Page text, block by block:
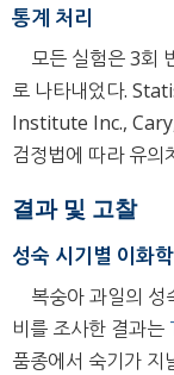
통계 처리
모든 실험은 3회
로 나타내었다.
Institute Inc.,
검정법에 따라 유의
결과 및 고찰
성숙 시기별 이화
복숭아 과일의 성
비를 조사한 결과는
품종에서 숙기가 지